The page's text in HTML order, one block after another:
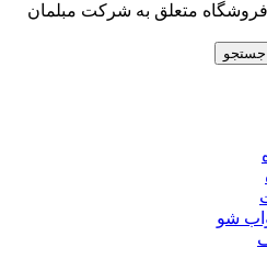
متعلق به شرکت مبلمان
جستجو
شو